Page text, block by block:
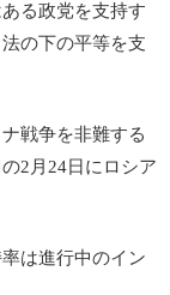
る政党を支持す
の下の平等を支
戦争を非難する
2月24日にロシア
は進行中のイン